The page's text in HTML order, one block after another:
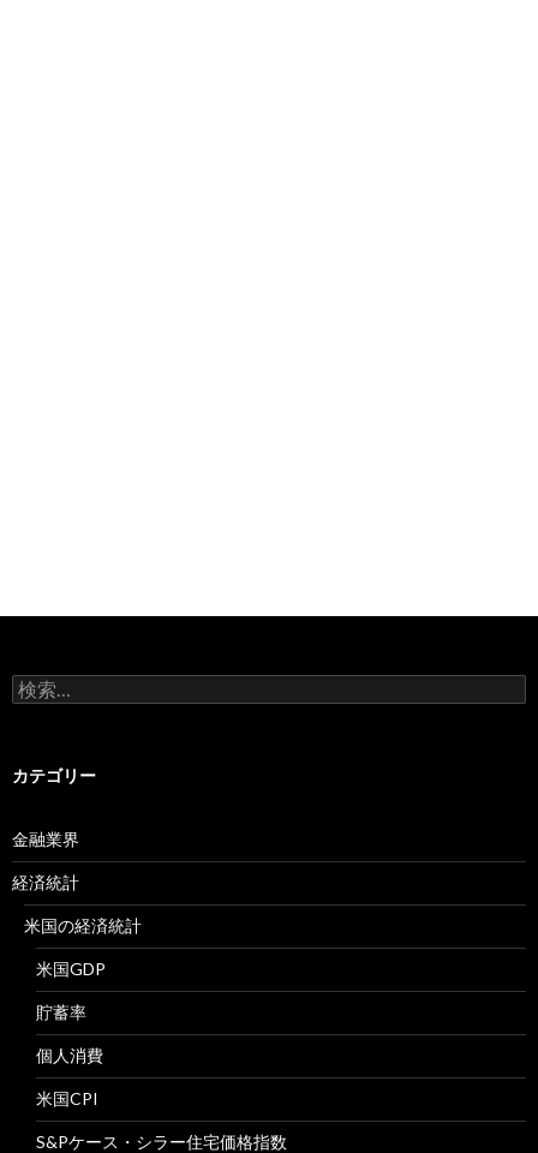
検
索:
カテゴリー
金融業界
経済統計
米国の経済統計
米国GDP
貯蓄率
個人消費
米国CPI
S&Pケース・シラー住宅価格指数